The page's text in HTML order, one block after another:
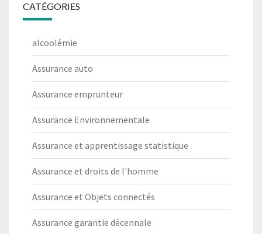
CATÉGORIES
alcoolémie
Assurance auto
Assurance emprunteur
Assurance Environnementale
Assurance et apprentissage statistique
Assurance et droits de l'homme
Assurance et Objets connectés
Assurance garantie décennale